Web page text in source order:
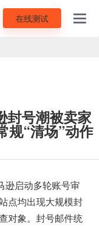
在线测试
封号潮被卖家
规“清场”动作
逊启动多轮账号审
点均出现大规模封
对象。封号邮件统